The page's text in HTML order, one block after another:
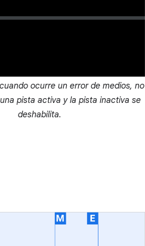
ocurre un error de medios, no
pista activa y la pista inactiva se
deshabilita.